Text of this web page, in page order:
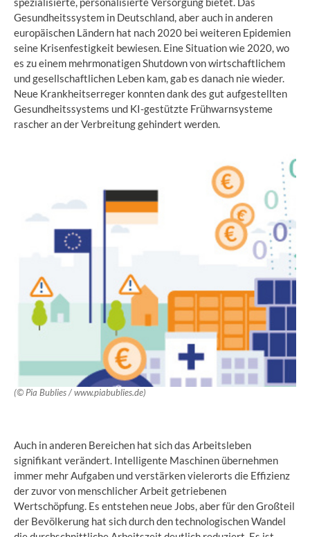
Gesundheitssystem in Deutschland, aber auch in anderen
europäischen Ländern hat nach 2020 bei weiteren Epidemien
seine Krisenfestigkeit bewiesen. Eine Situation wie 2020, wo
es zu einem mehrmonatigen Shutdown von wirtschaftlichem
und gesellschaftlichen Leben kam, gab es danach nie wieder.
Neue Krankheitserreger konnten dank des gut aufgestellten
Gesundheitssystems und KI-gestützte Frühwarnsysteme
rascher an der Verbreitung gehindert werden.
(© Pia Bublies / www.piabublies.de)
Auch in anderen Bereichen hat sich das Arbeitsleben
signifikant verändert. Intelligente Maschinen übernehmen
immer mehr Aufgaben und verstärken vielerorts die Effizienz
der zuvor von menschlicher Arbeit getriebenen
Wertschöpfung. Es entstehen neue Jobs, aber für den Großteil
der Bevölkerung hat sich durch den technologischen Wandel